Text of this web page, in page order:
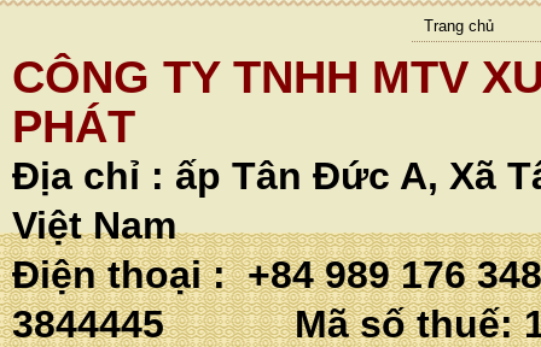
Trang chủ
CÔNG TY TNHH MTV
PHÁT
Địa chỉ : ấp Tân Đức A, Xã
Việt Nam
Điện thoại : +84 989 176
3844445 Mã số thuế: